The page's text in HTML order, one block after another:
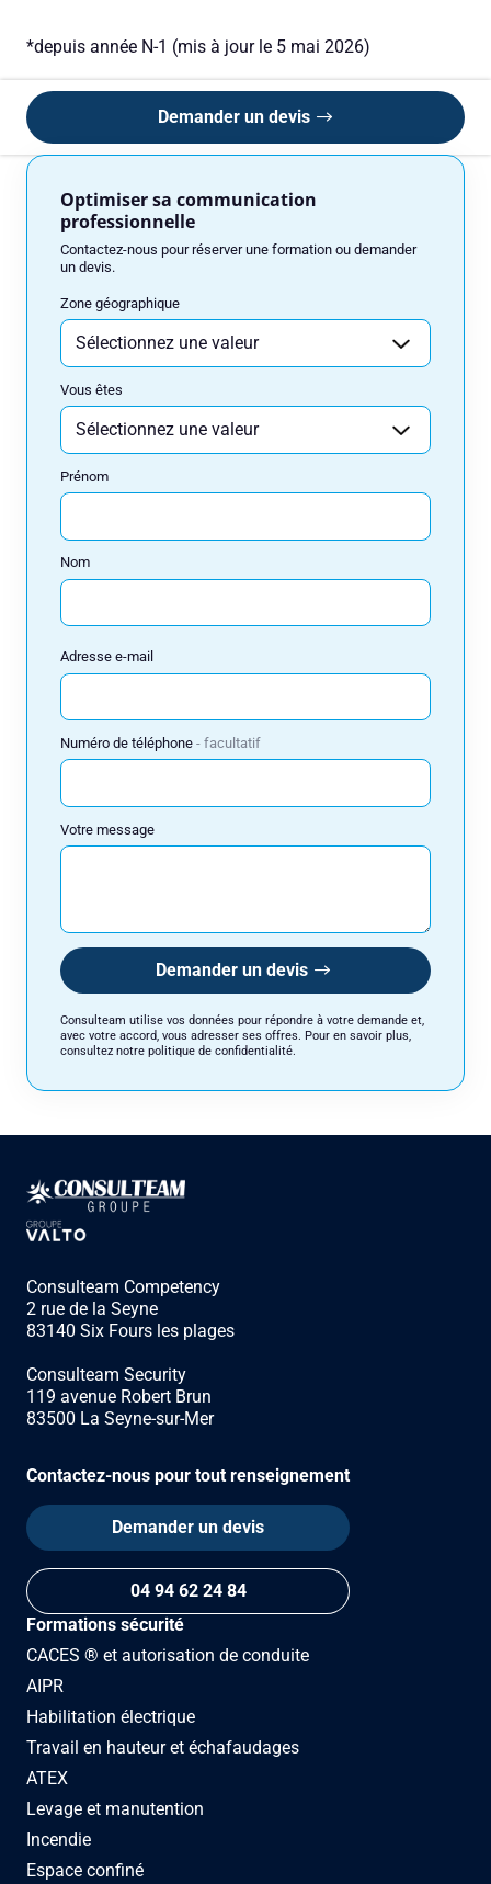
*depuis année N-1 (mis à jour le 5 mai 2026)
Demander un devis
Optimiser sa communication
professionnelle
Contactez-nous pour réserver une formation ou demander
un devis.
Zone géographique
Vous êtes
Prénom
Nom
Adresse e-mail
Numéro de téléphone facultatif
Votre message
Demander un devis
Consulteam utilise vos données pour répondre à votre demande et,
avec votre accord, vous adresser ses offres. Pour en savoir plus,
consultez notre politique de confidentialité.
Consulteam Competency
2 rue de la Seyne
83140 Six Fours les plages
Consulteam Security
119 avenue Robert Brun
83500 La Seyne-sur-Mer
Contactez-nous pour tout renseignement
Demander un devis
04 94 62 24 84
Formations sécurité
CACES ® et autorisation de conduite
AIPR
Habilitation électrique
Travail en hauteur et échafaudages
ATEX
Levage et manutention
Incendie
Espace confiné
Nom
Adresse e-mail
Numéro de téléphone
Votre message
notre politique de confidentialité.